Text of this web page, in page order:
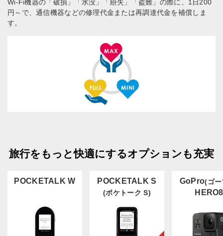
Wi-Fi機器の「破損」「水没」「紛失」「盗難」の際に、1日200
円～で、通信機器などの修理代金または再調達代金を補償しま
す。
旅行をもっと快適にするオプションも充実
POCKETALK W POCKETALK S
(ポケトーク S)
GoPro(ゴ
HERO8